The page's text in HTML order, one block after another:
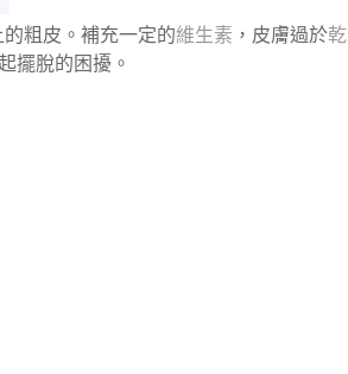
粗皮。補充一定的維生素 ，皮膚過於乾
擺脫的困擾。